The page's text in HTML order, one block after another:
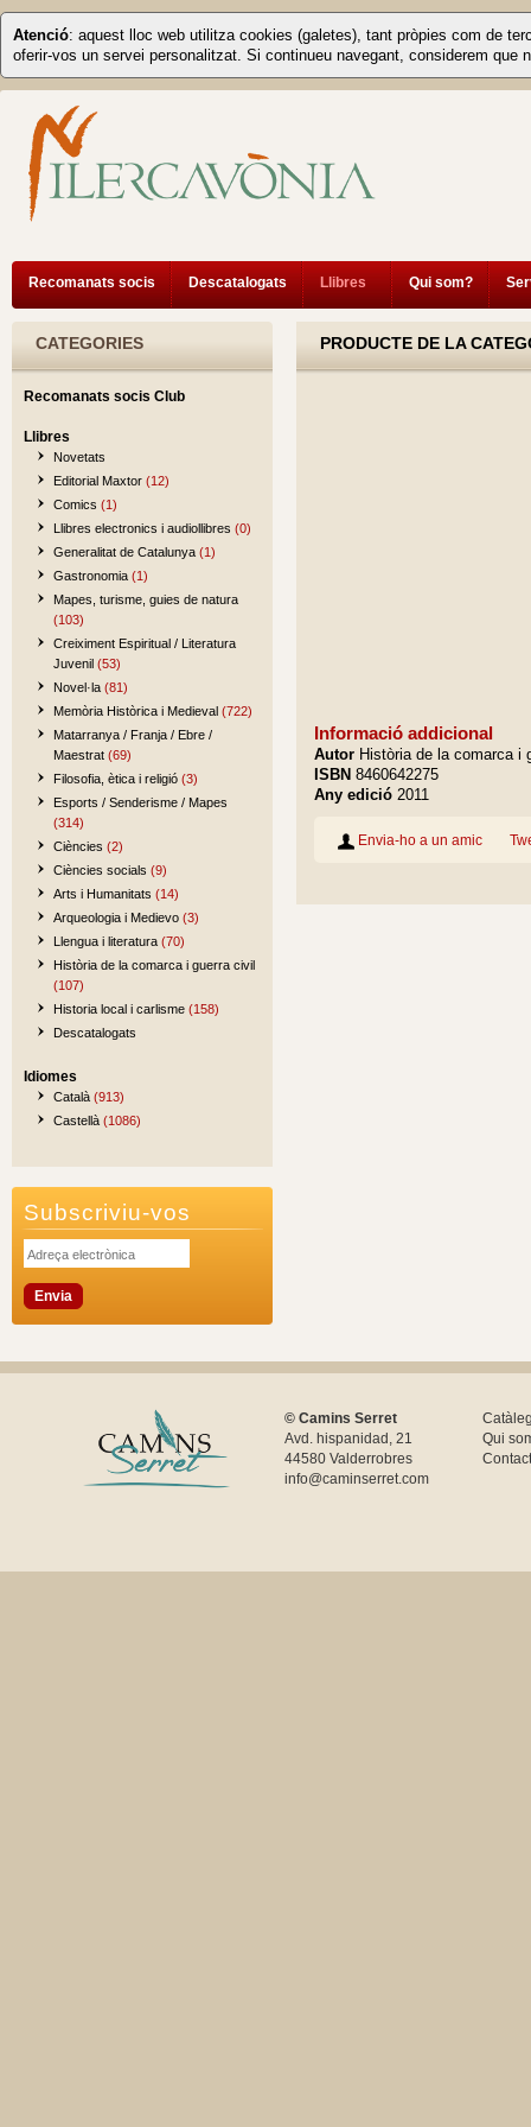
Atenció: aquest lloc web utilitza cookies (galetes), tant pròpies com de
oferir-vos un servei personalitzat. Si continueu navegant, considerem que
Recomanats socis Descatalogats Llibres Qui som?
CATEGORIES
Recomanats socis Club
Llibres
Novetats
Editorial Maxtor (12)
Comics (1)
Llibres electronics i audiollibres (0)
Generalitat de Catalunya (1)
Gastronomia (1)
Mapes, turisme, guies de natura
(103)
Creiximent Espiritual / Literatura
Juvenil (53)
Novel·la (81)
Memòria Històrica i Medieval (722)
Matarranya / Franja / Ebre /
Maestrat (69)
Filosofia, ètica i religió (3)
Esports / Senderisme / Mapes
(314)
Ciències (2)
Ciències socials (9)
Arts i Humanitats (14)
Arqueologia i Medievo (3)
Llengua i literatura (70)
Història de la comarca i guerra civil
(107)
Historia local i carlisme (158)
Descatalogats
Idiomes
Català (913)
Castellà (1086)
Subscriviu-vos
PRODUCTE DE LA
Informació addicional
Autor Història de la comarca i
ISBN 8460642275
Any edició 2011
Envia-ho a un amic
© Camins Serret
Avd. hispanidad, 21
44580 Valderrobres
info@caminserret.com
Qui